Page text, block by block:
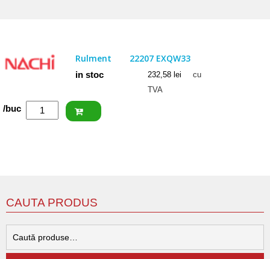
Rulment 22207 EXQW33
in stoc 232,58 lei
cu
TVA
Cantitate
NACHI
/buc
CAUTA PRODUS